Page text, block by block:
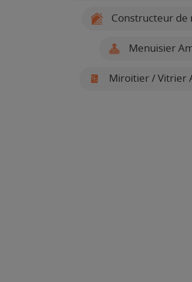
Constructeur de
Menuisier
Miroitier / Vitrier